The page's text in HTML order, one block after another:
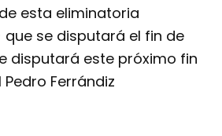
esta eliminatoria
se disputará el fin de
disputará este próximo fin
Ferrándiz